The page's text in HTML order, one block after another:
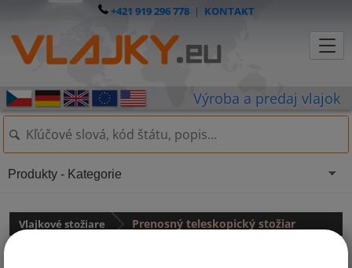
+421 919 296 778| KONTAKT
Vlajkové stožiare Prenosný teleskopický stožiar
Produkty - Kategorie